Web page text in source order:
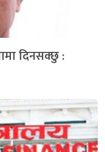
दिनसक्छु :